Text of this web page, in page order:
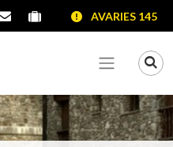
VirtualPortal proveïdors
Portal de
AVARIES 145
Veure